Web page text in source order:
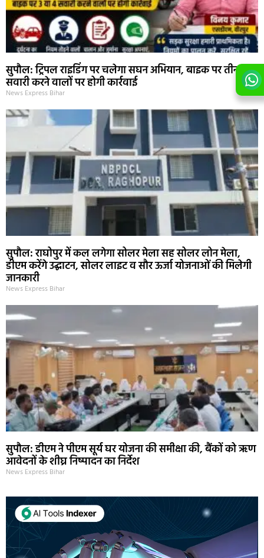
सुपौल: ट्रिपल राइडिंग पर चलेगा सघन अभियान, बाइक पर तीन-चार
सवारी करने वालों पर होगी कार्रवाई
News Express Bihar
सुपौल: राघोपुर में कल लगेगा सोलर मेला सह सोलर लोन मेला,
डीएम करेंगे उद्घाटन, सोलर लाइट व सौर ऊर्जा योजनाओं की मिलेगी
जानकारी
News Express Bihar
सुपौल: डीएम ने पीएम सूर्य घर योजना की समीक्षा की, बैंकों को ऋण
आवेदनों के शीघ्र निष्पादन का निर्देश
News Express Bihar